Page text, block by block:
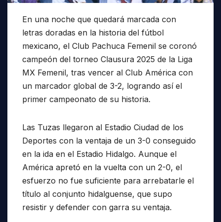
En una noche que quedará marcada con
letras doradas en la historia del fútbol
mexicano, el Club Pachuca Femenil se coronó
campeón del torneo Clausura 2025 de la Liga
MX Femenil, tras vencer al Club América con
un marcador global de 3-2, logrando así el
primer campeonato de su historia.
Las Tuzas llegaron al Estadio Ciudad de los
Deportes con la ventaja de un 3-0 conseguido
en la ida en el Estadio Hidalgo. Aunque el
América apretó en la vuelta con un 2-0, el
esfuerzo no fue suficiente para arrebatarle el
título al conjunto hidalguense, que supo
resistir y defender con garra su ventaja.